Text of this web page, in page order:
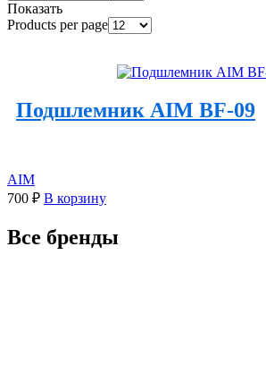
Показать
Products per page
Подшлемник AIM BF-09
AIM
700 ₽ В корзину
Все бренды